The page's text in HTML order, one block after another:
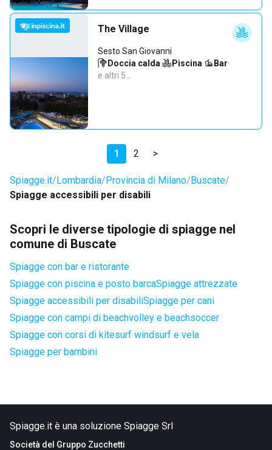
The Village
Sesto San Giovanni
Doccia calda· Piscina· Bar·
e altri 5…
1 2 >
Spiagge.it Lombardia Provincia di Milano Buscate
Spiagge accessibili per disabili
Scopri le diverse tipologie di spiagge nel
comune di Buscate
Spiagge con bar e ristorante
Spiagge con piscina e posto barcaSpiagge attrezzate
Spiagge accessibili per disabiliSpiagge per cani
Spiagge con campi di beachvolley e beachsoccer
Spiagge con corsi di kitesurf windsurf e vela
Spiagge per bambini
Spiagge.it è una soluzione Spiagge Srl
Società del Gruppo Zucchetti